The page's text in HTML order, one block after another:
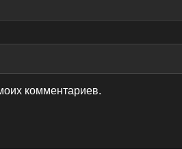
комментариев.